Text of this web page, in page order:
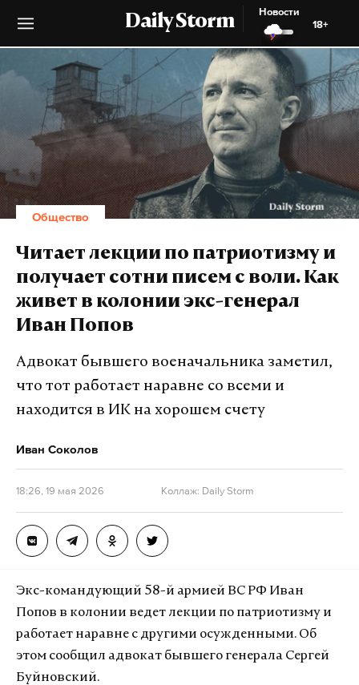
Daily Storm
Новости
18+
Общество
Читает лекции по патриотизму и
получает сотни писем с воли. Как
живет в колонии экс-генерал
Иван Попов
Адвокат бывшего военачальника заметил,
что тот работает наравне со всеми и
находится в ИК на хорошем счету
Иван Соколов
18:26, 19 мая 2026 Коллаж: Daily Storm
Экс-командующий 58-й армией ВС РФ Иван
Попов в колонии ведет лекции по патриотизму и
работает наравне с другими осужденными. Об
этом сообщил адвокат бывшего генерала Сергей
Буйновский.